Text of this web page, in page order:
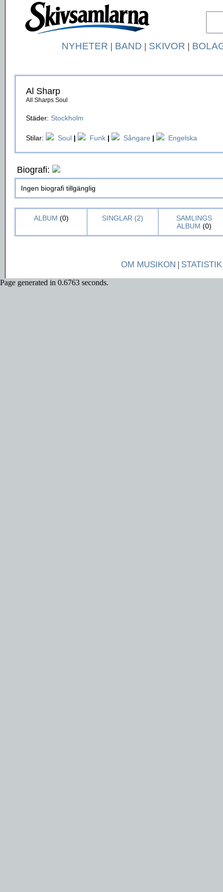
NYHETER | BAND | SKIVOR |
Al Sharp
All Sharps Soul
Städer: Stockholm
Stilar: Soul | Funk | Sångare | Engelska
Biografi:
Ingen biografi tillgänglig
ALBUM (0) SINGLAR (2)
SAMLINGS
ALBUM (0)
OM MUSIKON | STATISTIK
Page generated in 0.6763 seconds.